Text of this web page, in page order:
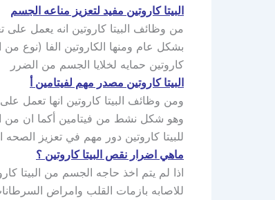
البيتا كاروتين مفيد لتعزيز مناعه الجسم
من وظائف البيتا كاروتين انه يعمل
بشكل عام ومنها الكاروتين الفا (نوع من
كاروتين حمايه لخلايا الجسم من الضرر
البيتا كاروتين مصدر مهم لفيتامين أ
ومن وظائف البيتا كاروتين انها تعمل
وهو شكل نشط من فيتامين أكما ان من
للبيتا كاروتين دور مهم في تعزيز الصحه
ماهي اضرار نقص البيتا كاروتين ؟
اذا لم يتم اخذ حاجه الجسم من البيتا
للاصابه بازمات القلب وامراض